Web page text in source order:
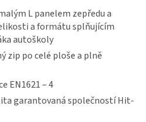
L panelem zepředu a
a formátu splňujícím
autoškoly
zip po celé ploše a plně
EN1621 – 4
garantovaná společností Hit-